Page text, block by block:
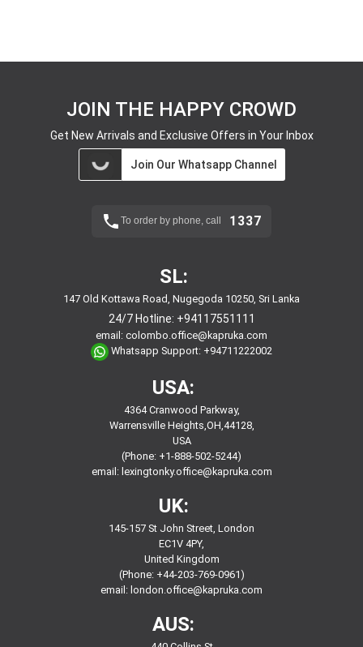
JOIN THE HAPPY CROWD
Get New Arrivals and Exclusive Offers in Your Inbox
Join Our Whatsapp Channel
To order by phone, call 1337
SL:
147 Old Kottawa Road, Nugegoda 10250, Sri Lanka
24/7 Hotline: +94117551111
email: colombo.office@kapruka.com
Whatsapp Support: +94711222002
USA:
4364 Cranwood Parkway,
Warrensville Heights,OH,44128,
USA
(Phone: +1-888-502-5244)
email: lexingtonky.office@kapruka.com
UK:
145-157 St John Street, London
EC1V 4PY,
United Kingdom
(Phone: +44-203-769-0961)
email: london.office@kapruka.com
AUS: